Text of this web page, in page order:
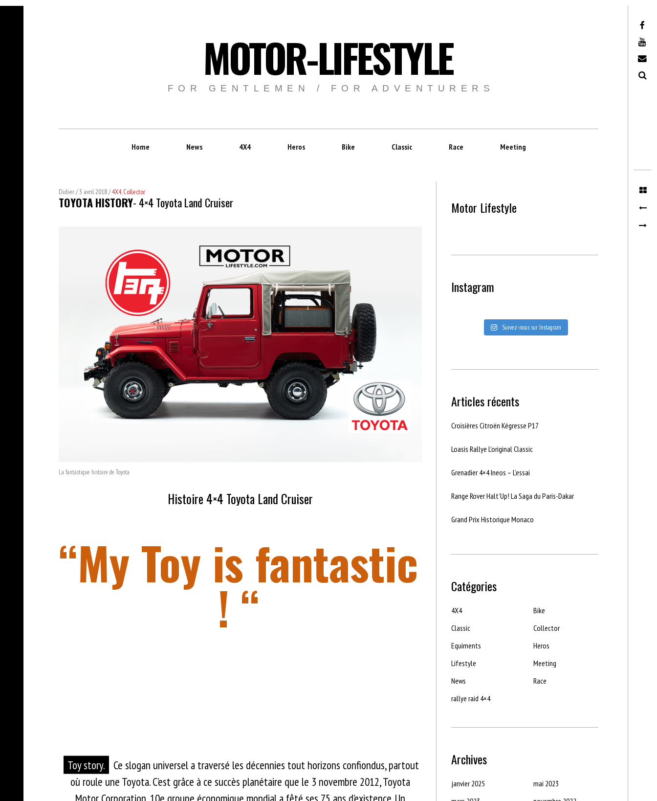
MOTOR-LIFESTYLE
FOR GENTLEMEN / FOR ADVENTURERS
Home News 4X4 Heros Bike Classic Race Meeting
Didier 3 avril 2018 4X4,Collector
TOYOTAHISTORY- 4×4 Toyota Land Cruiser
La fantastique histoire de Toyota
Histoire 4×4 Toyota Land Cruiser
“My Toy is fantastic
! “
Toy story.
Ce slogan universel a traversé les décennies tout horizons confiondus, partout
où roule une Toyota. C’est grâce à ce succès planétaire que le 3 novembre 2012, Toyota
Motor Corporation, 10e groupe économique mondial a fêté ses 75 ans d’existence. Un
Motor Lifestyle
Instagram
Suivez-nous sur Instagram
Articles récents
Croisières Citroën Kégresse P17
Loasis Rallye L’original Classic
Grenadier 4×4 Ineos – L’essai
Range Rover Halt’Up! La Saga du Paris-Dakar
Grand Prix Historique Monaco
Catégories
4X4
Bike
Classic
Collector
Equiments
Heros
Lifestyle
Meeting
News
Race
rallye raid 4×4
Archives
janvier 2025
mai 2023